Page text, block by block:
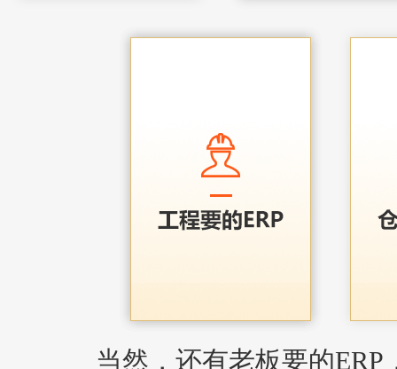
当然，还有老板要的ERP